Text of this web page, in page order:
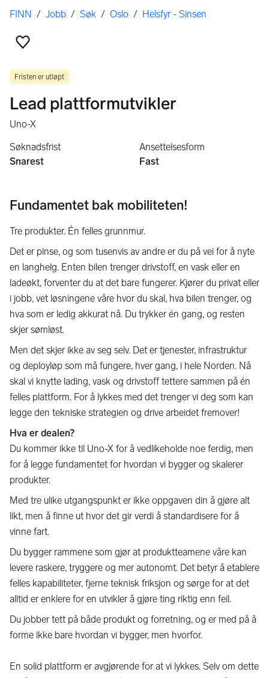
Her er du
FINN / Jobb / Søk / Oslo / Helsfyr - Sinsen
Fristen er utløpt
Lead plattformutvikler
Uno-X
Søknadsfrist
Snarest
Ansettelsesform
Fast
Fundamentet bak mobiliteten!
Tre produkter. Én felles grunnmur.
Det er pinse, og som tusenvis av andre er du på vei for å nyte
en langhelg. Enten bilen trenger drivstoff, en vask eller en
ladeøkt, forventer du at det bare fungerer. Kjører du privat eller
i jobb, vet løsningene våre hvor du skal, hva bilen trenger, og
hva som er ledig akkurat nå. Du trykker én gang, og resten
skjer sømløst.
Men det skjer ikke av seg selv. Det er tjenester, infrastruktur
og deployløp som må fungere, hver gang, i hele Norden. Nå
skal vi knytte lading, vask og drivstoff tettere sammen på én
felles plattform. For å lykkes med det trenger vi deg som kan
legge den tekniske strategien og drive arbeidet fremover!
Hva er dealen?
Du kommer ikke til Uno-X for å vedlikeholde noe ferdig, men
for å legge fundamentet for hvordan vi bygger og skalerer
produkter.
Med tre ulike utgangspunkt er ikke oppgaven din å gjøre alt
likt, men å finne ut hvor det gir verdi å standardisere for å
vinne fart.
Du bygger rammene som gjør at produktteamene våre kan
levere raskere, tryggere og mer autonomt. Det betyr å etablere
felles kapabiliteter, fjerne teknisk friksjon og sørge for at det
alltid er enklere for en utvikler å gjøre ting riktig enn feil.
Du jobber tett på både produkt og forretning, og er med på å
forme ikke bare hvordan vi bygger, men hvorfor.
En solid plattform er avgjørende for at vi lykkes. Selv om dette